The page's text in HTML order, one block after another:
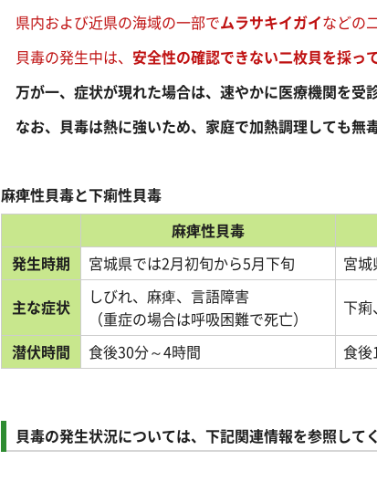
県内および近県の海域の一部でムラサキイガイなどの
貝毒の発生中は、 安全性の確認できない二枚貝を採っ
万が一、症状が現れた場合は、速やかに医療機関を受
なお、貝毒は熱に強いため、家庭で加熱調理しても無
麻痺性貝毒と下痢性貝毒
麻痺性貝毒
発生時期
宮城県では2月初旬から5月下旬
宮城
主な症状
しびれ、麻痺、言語障害
（重症の場合は呼吸困難で死亡）
下
潜伏時間 食後30分～4時間 食後
貝毒の発生状況については、下記関連情報を参照して